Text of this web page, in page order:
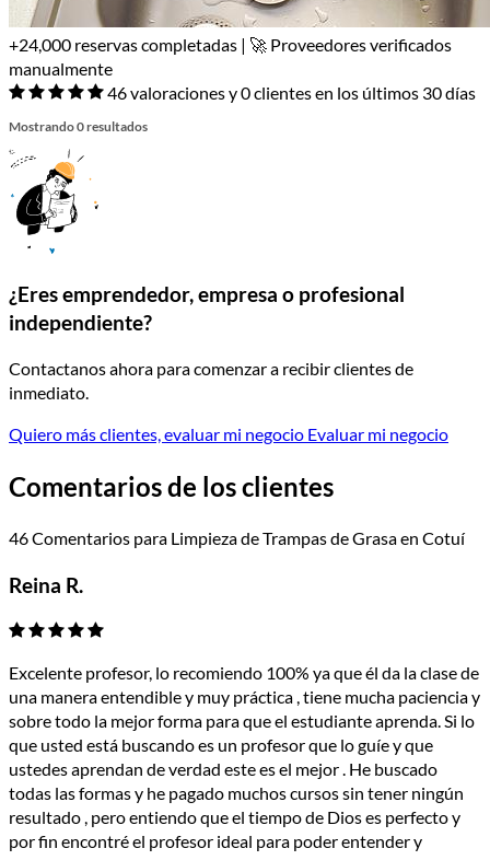
+24,000 reservas completadas | 🚀 Proveedores verificados
manualmente
46 valoraciones y 0 clientes en los últimos 30 días
Mostrando 0 resultados
¿Eres emprendedor, empresa o profesional
independiente?
Contactanos ahora para comenzar a recibir clientes de
inmediato.
Quiero más clientes, evaluar mi negocio Evaluar mi negocio
Comentarios de los clientes
46 Comentarios para Limpieza de Trampas de Grasa en Cotuí
Reina R.
Excelente profesor, lo recomiendo 100% ya que él da la clase de
una manera entendible y muy práctica , tiene mucha paciencia y
sobre todo la mejor forma para que el estudiante aprenda. Si lo
que usted está buscando es un profesor que lo guíe y que
ustedes aprendan de verdad este es el mejor . He buscado
todas las formas y he pagado muchos cursos sin tener ningún
resultado , pero entiendo que el tiempo de Dios es perfecto y
por fin encontré el profesor ideal para poder entender y